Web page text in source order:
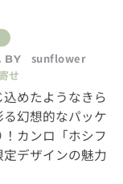
BY
sunflower
せ
めたようなきら
幻想的なパッケ
カンロ「ホシフ
デザインの魅力